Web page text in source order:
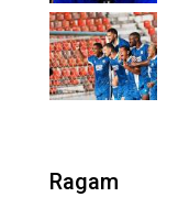
Ragam